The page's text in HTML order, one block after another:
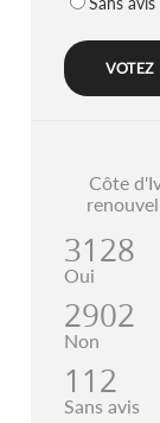
Côte
3128
Oui
2902
Non
112
Sans avis